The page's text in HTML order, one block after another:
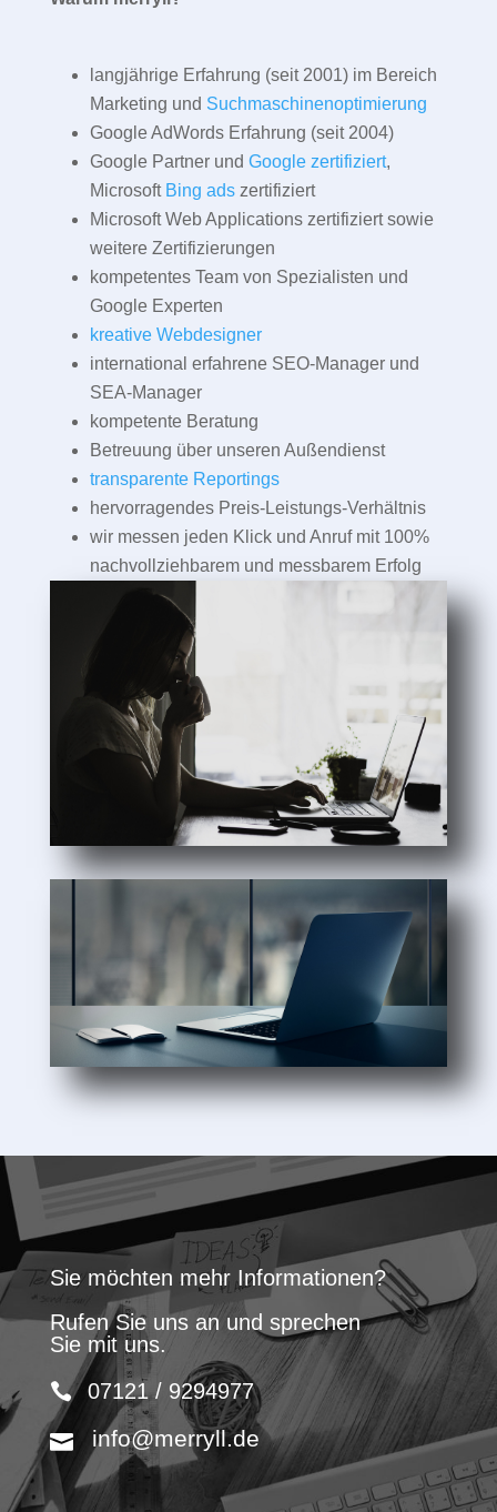
langjährige Erfahrung (seit 2001) im Bereich
Marketing und Suchmaschinenoptimierung
Google AdWords Erfahrung (seit 2004)
Google Partner und Google zertifiziert,
Microsoft Bing adszertifiziert
Microsoft Web Applications zertifiziert sowie
weitere Zertifizierungen
kompetentes Team von Spezialisten und
Google Experten
kreative Webdesigner
international erfahrene SEO-Manager und
SEA-Manager
kompetente Beratung
Betreuung über unseren Außendienst
transparente Reportings
hervorragendes Preis-Leistungs-Verhältnis
wir messen jeden Klick und Anruf mit 100%
nachvollziehbarem und messbarem Erfolg
Sie möchten mehr Informationen?
Rufen Sie uns an und sprechen
Sie mit uns.
07121 / 9294977
info@merryll.de